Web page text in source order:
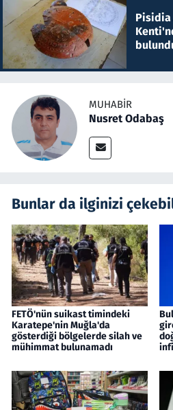
Pisidia
MUHABIR
Nusret Odabaş
Bunlar da ilginizi
FETÖ'nün suikast timindeki
Karatepe'nin Muğla'da
gösterdiği bölgelerde silah ve
mühimmat bulunamadı